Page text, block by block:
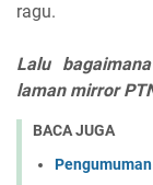
ragu.
Lalu
laman mirror
BACA JUGA